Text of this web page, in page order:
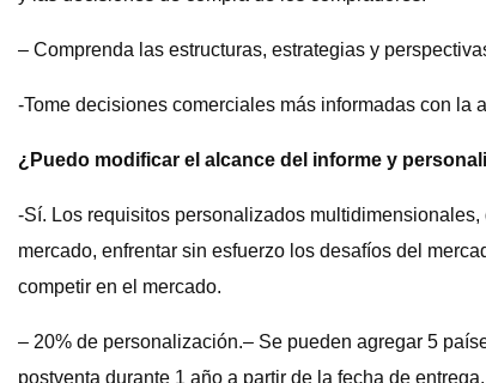
– Comprenda las estructuras, estrategias y
-Tome decisiones comerciales más informadas con
¿Puedo modificar el alcance del informe y
-Sí. Los requisitos personalizados
mercado, enfrentar sin esfuerzo los desafíos del
competir en el mercado.
– 20% de personalización.– Se pueden agregar 5
postventa durante 1 año a partir de la fecha de entrega.